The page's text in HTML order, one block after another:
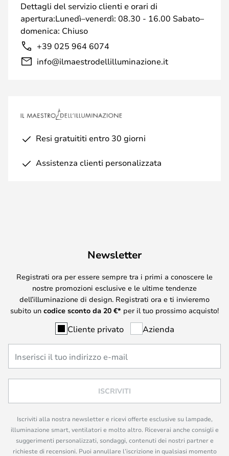
Dettagli del servizio clienti e orari di
apertura:Lunedì–venerdì: 08.30 - 16.00 Sabato–
domenica: Chiuso
+39 025 964 6074
info@ilmaestrodellilluminazione.it
Resi gratuititi entro 30 giorni
Assistenza clienti personalizzata
Newsletter
Registrati ora per essere sempre tra i primi a conoscere le
nostre promozioni esclusive e le ultime tendenze
dell’illuminazione di design. Registrati ora e ti invieremo
subito un codice sconto da 20 €* per il tuo prossimo acquisto!
Cliente privato Azienda
ISCRIVITI
Iscriviti alla nostra newsletter e ricevi offerte esclusive su lampade,
illuminazione smart, ventilatori e molto altro. Riceverai anche consigli e
suggerimenti personalizzati, sondaggi, contenuti dei nostri partner e
richieste di recensioni. Puoi annullare l’iscrizione in qualsiasi momento